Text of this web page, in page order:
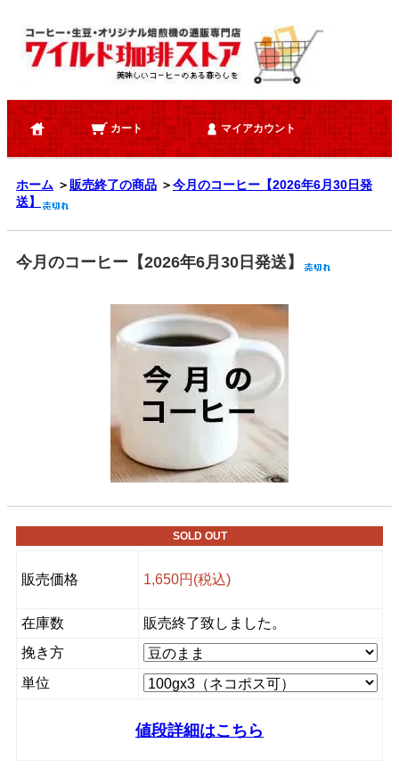
カート マイアカウント
ホーム ＞販売終了の商品 ＞今月のコーヒー【2026年6月30日発
送】
今月のコーヒー【2026年6月30日発送】
SOLD OUT
販売価格 1,650円(税込)
在庫数
販売終了致しました。
挽き方
単位
値段詳細はこちら